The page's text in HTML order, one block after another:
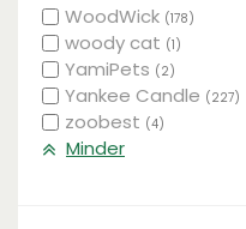
WoodWick (178)
woody cat (1)
YamiPets (2)
Yankee Candle (227)
zoobest (4)
Minder